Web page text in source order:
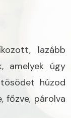
lazább
amelyek úgy
húzod
főzve, párolva